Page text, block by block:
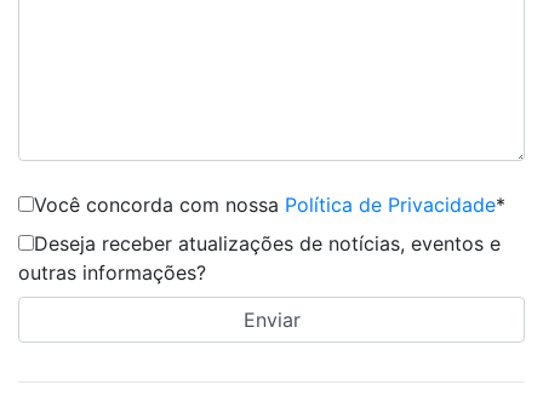
Você concorda com nossa Política de Privacidade*
Deseja receber atualizações de notícias, eventos e
outras informações?